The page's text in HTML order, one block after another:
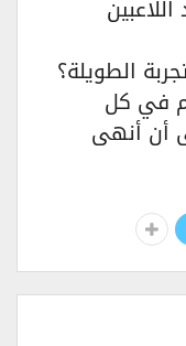
الطويلة؟
في كل
أن أنهى